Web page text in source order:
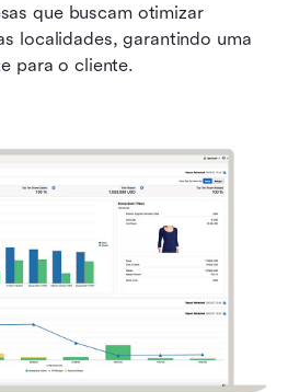
que buscam otimizar
localidades, garantindo uma
para o cliente.